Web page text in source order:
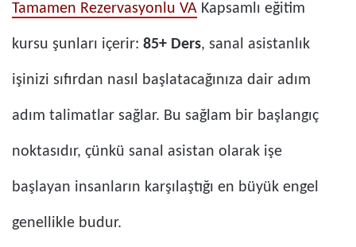
Tamamen Rezervasyonlu VA Kapsamlı eğitim
kursu şunları içerir: 85+ Ders, sanal asistanlık
işinizi sıfırdan nasıl başlatacağınıza dair adım
adım talimatlar sağlar. Bu sağlam bir başlangıç ​​
noktasıdır, çünkü sanal asistan olarak işe
başlayan insanların karşılaştığı en büyük engel
genellikle budur.